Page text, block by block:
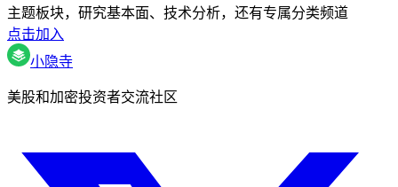
主题板块，研究基本面、技术分析，还有专属分类频道
点击加入
小隐寺
美股和加密投资者交流社区